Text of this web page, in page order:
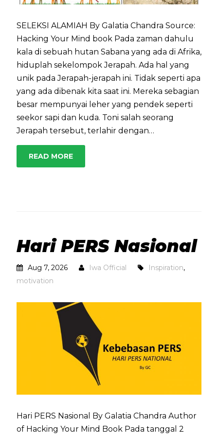
SELEKSI ALAMIAH By Galatia Chandra Source:
Hacking Your Mind book Pada zaman dahulu
kala di sebuah hutan Sabana yang ada di Afrika,
hiduplah sekelompok Jerapah. Ada hal yang
unik pada Jerapah-jerapah ini. Tidak seperti apa
yang ada dibenak kita saat ini. Mereka sebagian
besar mempunyai leher yang pendek seperti
seekor sapi dan kuda. Toni salah seorang
Jerapah tersebut, terlahir dengan…
READ MORE
Hari PERS Nasional
Aug 7, 2026 Iwa Official Inspiration,
motivation
Hari PERS Nasional By Galatia Chandra Author
of Hacking Your Mind Book Pada tanggal 2